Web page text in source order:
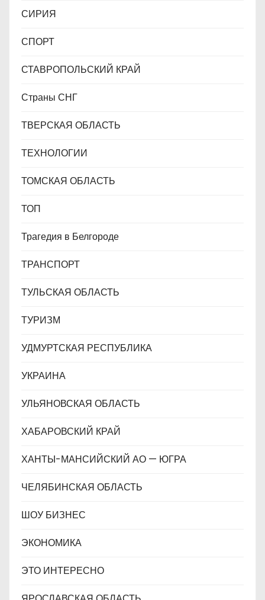
СИРИЯ
СПОРТ
СТАВРОПОЛЬСКИЙ КРАЙ
Страны СНГ
ТВЕРСКАЯ ОБЛАСТЬ
ТЕХНОЛОГИИ
ТОМСКАЯ ОБЛАСТЬ
ТОП
Трагедия в Белгороде
ТРАНСПОРТ
ТУЛЬСКАЯ ОБЛАСТЬ
ТУРИЗМ
УДМУРТСКАЯ РЕСПУБЛИКА
УКРАИНА
УЛЬЯНОВСКАЯ ОБЛАСТЬ
ХАБАРОВСКИЙ КРАЙ
ХАНТЫ-МАНСИЙСКИЙ АО — ЮГРА
ЧЕЛЯБИНСКАЯ ОБЛАСТЬ
ШОУ БИЗНЕС
ЭКОНОМИКА
ЭТО ИНТЕРЕСНО